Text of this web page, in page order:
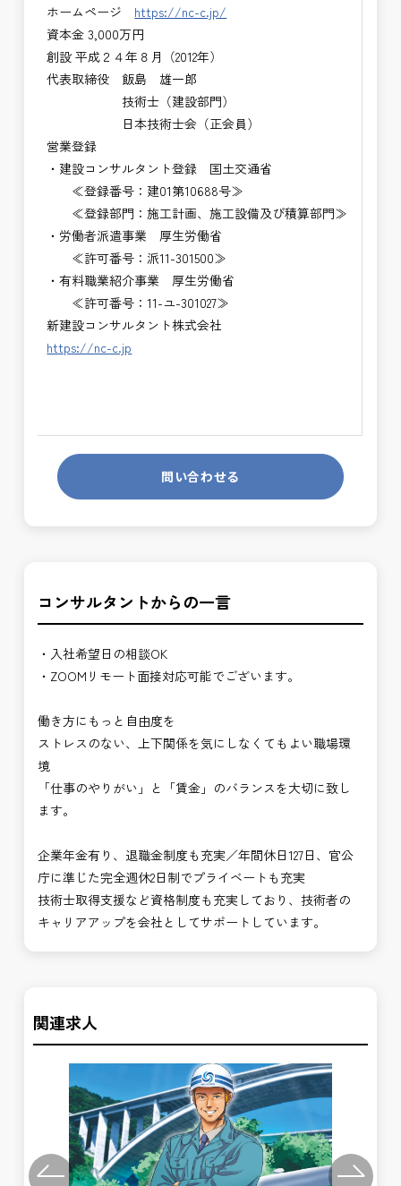
ホームページ https://nc-c.jp/
資本金 3,000万円
創設 平成２４年８月（2012年）
代表取締役 飯島 雄一郎
技術士（建設部門）
日本技術士会（正会員）
営業登録
・建設コンサルタント登録 国土交通省
≪登録番号：建01第10688号≫
≪登録部門：施工計画、施工設備及び積算部門≫
・労働者派遣事業 厚生労働省
≪許可番号：派11-301500≫
・有料職業紹介事業 厚生労働省
≪許可番号：11-ユ-301027≫
新建設コンサルタント株式会社
https://nc-c.jp
問い合わせる
コンサルタントからの一言
・入社希望日の相談OK
・ZOOMリモート面接対応可能でございます。
働き方にもっと自由度を
ストレスのない、上下関係を気にしなくてもよい職場環
境
「仕事のやりがい」と「賃金」のバランスを大切に致し
ます。
企業年金有り、退職金制度も充実／年間休日127日、官公
庁に準じた完全週休2日制でプライベートも充実
技術士取得支援など資格制度も充実しており、技術者の
キャリアアップを会社としてサポートしています。
関連求人
Previous Next